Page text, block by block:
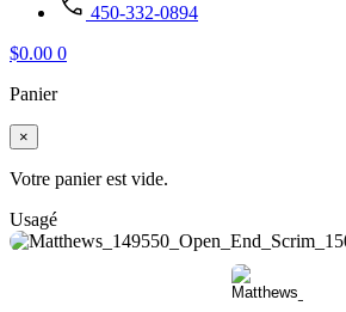
450-332-0894
$0.00 0
Panier
×
Votre panier est vide.
Usagé